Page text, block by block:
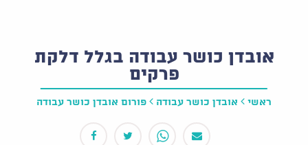
אובדן כושר עבודה בגלל דלקת
פרקים
ראשי אובדן כושר עבודה פורום אובדן כושר עבודה